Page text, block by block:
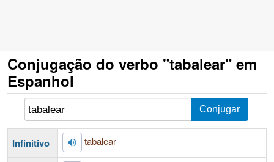
Conjugação do verbo "tabalear" em
Espanhol
Infinitivo tabalear